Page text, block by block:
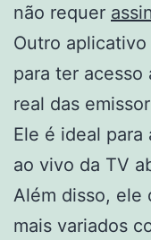
não requer
Outro
para ter acesso
real das
Ele é ideal
ao vivo da TV
Além disso, ele
mais variados